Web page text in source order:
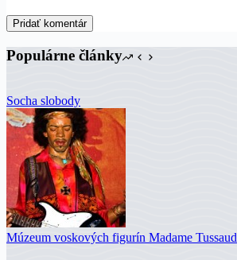
Pridať komentár
Populárne články
Socha slobody
Múzeum voskových figurín Madame Tussaud